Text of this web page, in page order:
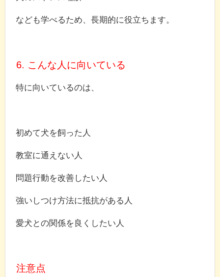
なども学べるため、長期的に役立ちます。
6. こんな人に向いている
特に向いているのは、
初めて犬を飼った人
教室に通えない人
問題行動を改善したい人
強いしつけ方法に抵抗がある人
愛犬との関係を良くしたい人
注意点